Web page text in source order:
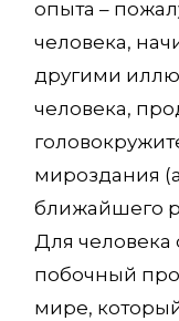
опыта –
человека,
другими
человека,
мироздания
ближайшего
Для человека
побочный
мире,